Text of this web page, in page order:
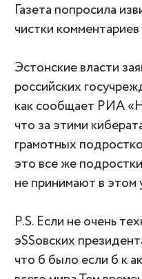
Газета попросила
чистки
Эстонские власти
российских
как сообщает РИА
что за этими
грамотных
это все же
не принимают в этом
P.S. Если не очень
эSSовских
что б было если б к